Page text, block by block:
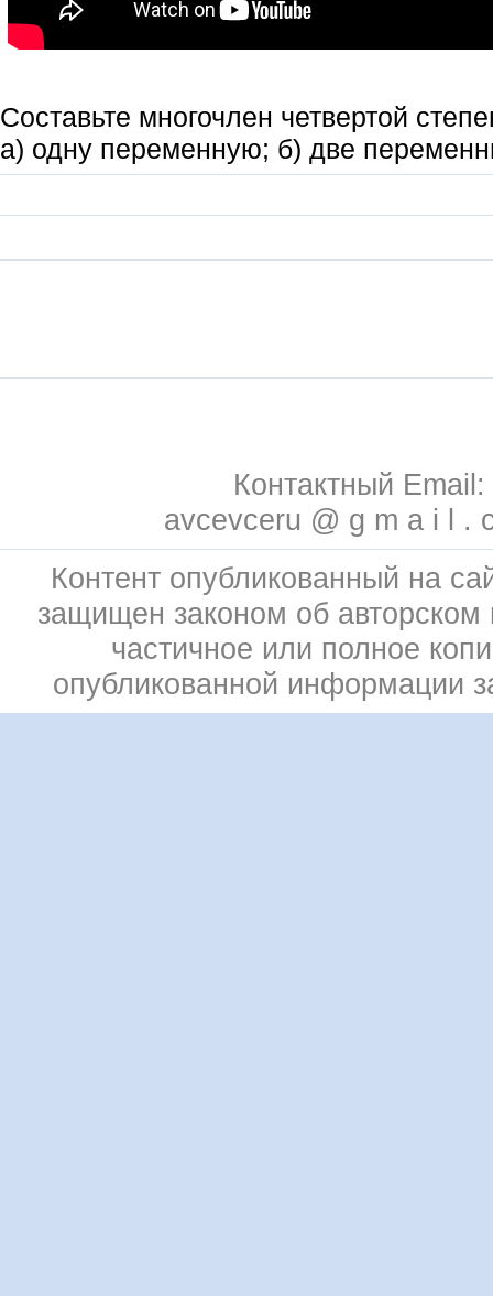
Составьте многочлен четвертой
а) одну переменную; б) две
Контактный Email:
avcevceru @ g m a i l .
Контент опубликованный на
защищен законом об
частичное или полное
опубликованной информации